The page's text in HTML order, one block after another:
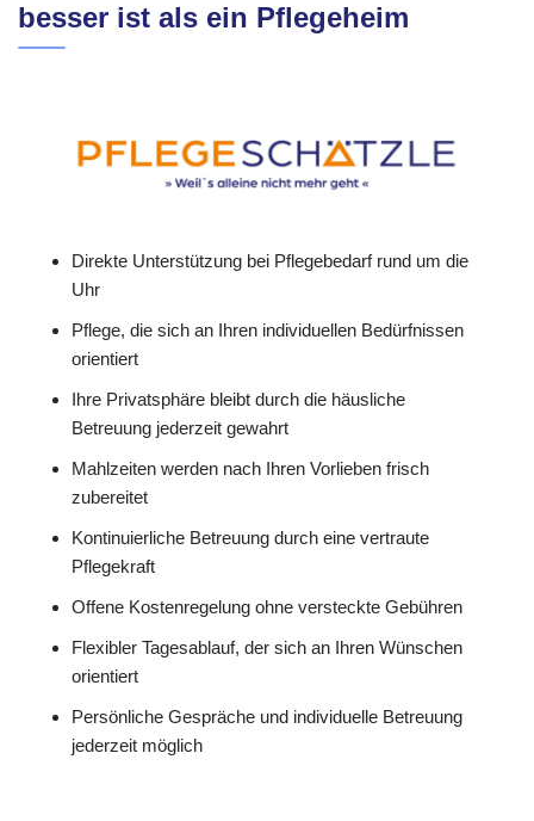
besser ist als ein Pflegeheim
Direkte Unterstützung bei Pflegebedarf rund um die
Uhr
Pflege, die sich an Ihren individuellen Bedürfnissen
orientiert
Ihre Privatsphäre bleibt durch die häusliche
Betreuung jederzeit gewahrt
Mahlzeiten werden nach Ihren Vorlieben frisch
zubereitet
Kontinuierliche Betreuung durch eine vertraute
Pflegekraft
Offene Kostenregelung ohne versteckte Gebühren
Flexibler Tagesablauf, der sich an Ihren Wünschen
orientiert
Persönliche Gespräche und individuelle Betreuung
jederzeit möglich